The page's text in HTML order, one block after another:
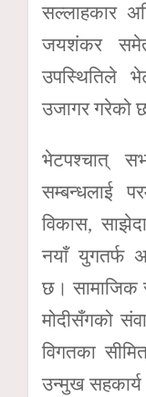
सल्लाहकार
जयशंकर
उपस्थितिले
उजागर गरेको
भेटपश्चात्
सम्बन्धलाई
विकास,
नयाँ युगतर्फ
छ। सामाजिक
मोदीसँगको
विगतका
उन्मुख